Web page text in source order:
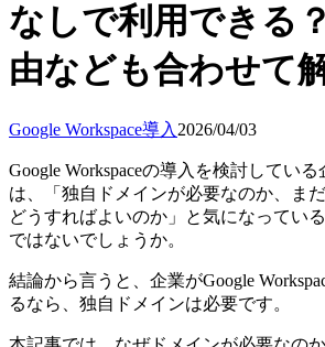
なしで利用できる
由なども合わせて
Google Workspace導入 2026/04/03
Google Workspaceの導入を検討してい
は、「独自ドメインが必要なのか、ま
どうすればよいのか」と気になってい
ではないでしょうか。
結論から言うと、企業がGoogle
るなら、独自ドメインは必要です。